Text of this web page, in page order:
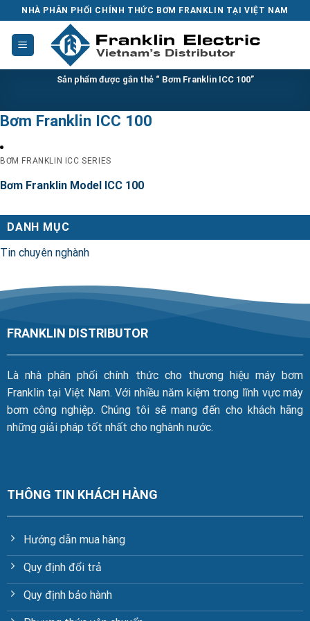
to
content
NHÀ PHÂN PHỐI CHÍNH THỨC BƠM FRANKLIN TẠI VIỆT NAM
Sản phẩm được gắn thẻ “ Bơm Franklin ICC 100”
Bơm Franklin ICC 100
BƠM FRANKLIN ICC SERIES
Bơm Franklin Model ICC 100
DANH MỤC
Tin chuyên nghành
FRANKLIN DISTRIBUTOR
Là nhà phân phối chính thức cho thương hiệu máy bơm
Franklin tại Việt Nam. Với nhiều năm kiệm trong lĩnh vực máy
bơm công nghiệp. Chúng tôi sẽ mang đến cho khách hãng
những giải pháp tốt nhất cho nghành nước.
THÔNG TIN KHÁCH HÀNG
Hướng dẫn mua hàng
Quy định đổi trả
Quy định bảo hành